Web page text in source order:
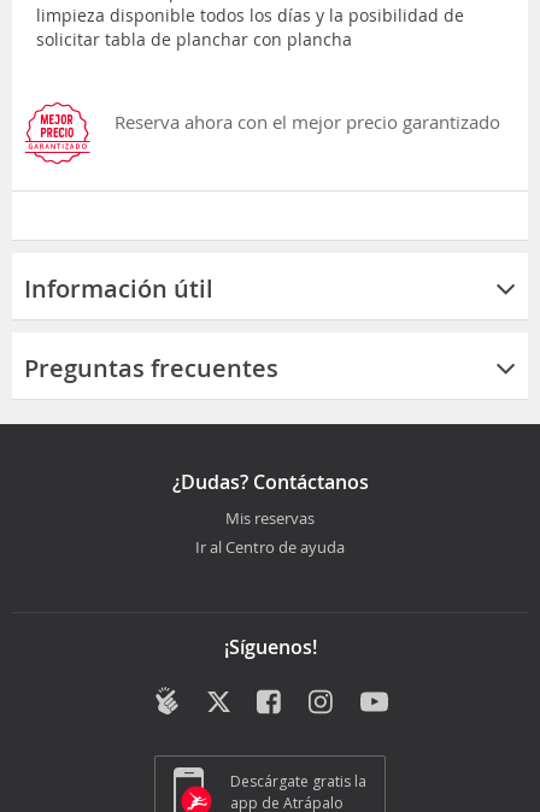
limpieza disponible todos los días y la posibilidad de
solicitar tabla de planchar con plancha
Reserva ahora con el mejor precio garantizado
Información útil
Preguntas frecuentes
¿Dudas? Contáctanos
Mis reservas
Ir al Centro de ayuda
¡Síguenos!
Descárgate gratis la
app de Atrápalo